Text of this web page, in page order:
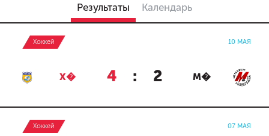
Результаты Календарь
Хоккей 10 МАЯ
Х� 4 : 2 М�
Хоккей 07 МАЯ